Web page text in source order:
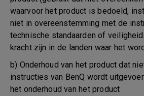
waarvoor het product is bedoeld,
niet in overeenstemming met de
technische standaarden of
kracht zijn in de landen waar het
b) Onderhoud van het product dat
instructies van BenQ wordt
het onderhoud van het product